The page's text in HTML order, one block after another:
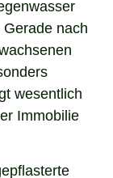
nach
wesentlich
Immobilie